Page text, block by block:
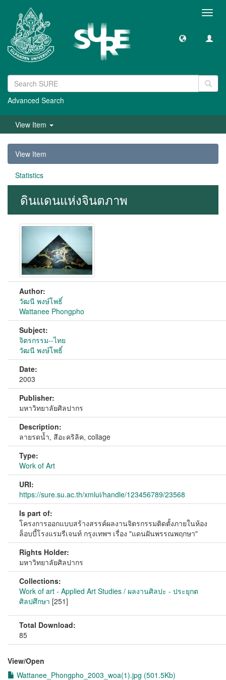
Advanced Search
View Item
View Item
Statistics
ดินแดนแห่งจินตภาพ
Author:
วัฒนี พงษ์โพธิ์
Wattanee Phongpho
Subject:
จิตรกรรม--ไทย
วัฒนี พงษ์โพธิ์
Date:
2003
Publisher:
มหาวิทยาลัยศิลปากร
Description:
ลายรดน้ำ, สีอะคริลิค, collage
Type:
Work of Art
URI:
https://sure.su.ac.th/xmlui/handle/123456789/23568
Is part of:
โครงการออกแบบสร้างสรรค์ผลงานจิตรกรรมติดตั้งภายในห้อง
ล็อบบี้โรงแรมรีเจนท์ กรุงเทพฯ เรื่อง "แดนฝันพรรณพฤกษา"
Rights Holder:
มหาวิทยาลัยศิลปากร
Collections:
Work of art - Applied Art Studies / ผลงานศิลปะ - ประยุกต
ศิลปศึกษา [251]
Total Download:
85
View/Open
Wattanee_Phongpho_2003_woa(1).jpg (501.5Kb)